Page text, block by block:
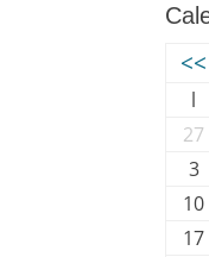
<<
l
27
3
10
17